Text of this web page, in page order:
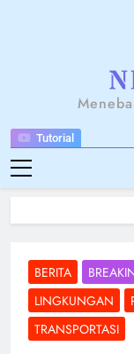
Tutorial
BERITA
LINGKUNGAN
TRANSPORTASI